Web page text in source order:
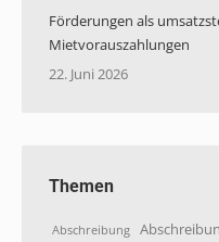
Förderungen als
Mietvorauszahlungen
22. Juni 2026
Themen
Abschreibung